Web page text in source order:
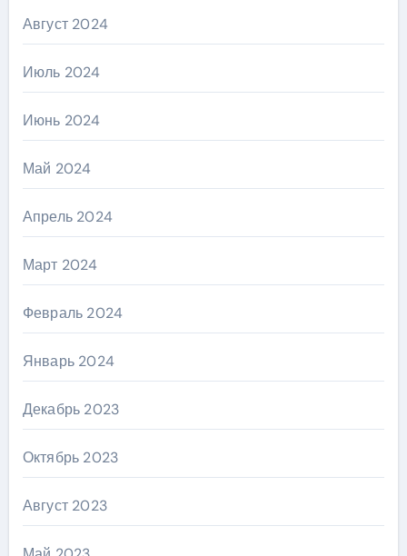
Август 2024
Июль 2024
Июнь 2024
Май 2024
Апрель 2024
Март 2024
Февраль 2024
Январь 2024
Декабрь 2023
Октябрь 2023
Август 2023